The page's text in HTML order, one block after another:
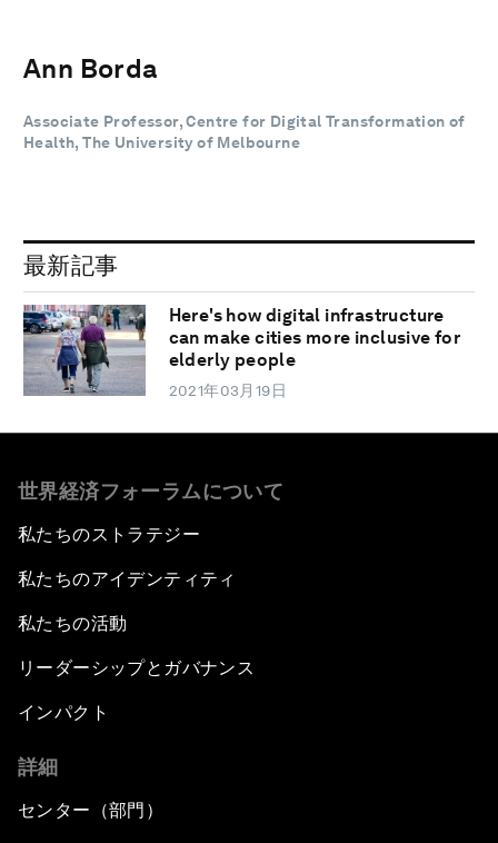
Ann Borda
Associate Professor, Centre for Digital Transformation of
Health, The University of Melbourne
最新記事
Here's how digital infrastructure
can make cities more inclusive for
elderly people
2021年03月19日
世界経済フォーラムについて
私たちのストラテジー
私たちのアイデンティティ
私たちの活動
リーダーシップとガバナンス
インパクト
詳細
センター（部門）